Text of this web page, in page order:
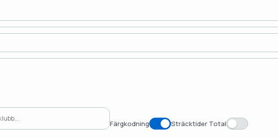
Färgkodning Sträcktider Total